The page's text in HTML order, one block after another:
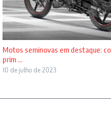
Motos seminovas em destaque:
prim ...
10 de julho de 2023